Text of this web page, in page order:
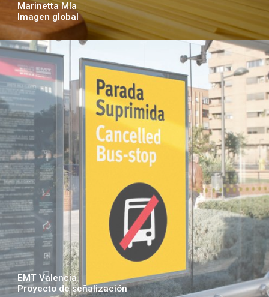
Marinetta Mía
Imagen global
EMT Valencia
Proyecto de señalización